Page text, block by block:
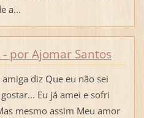
a...
por Ajomar Santos
diz Que eu não sei
Eu já amei e sofri
mesmo assim Meu amor